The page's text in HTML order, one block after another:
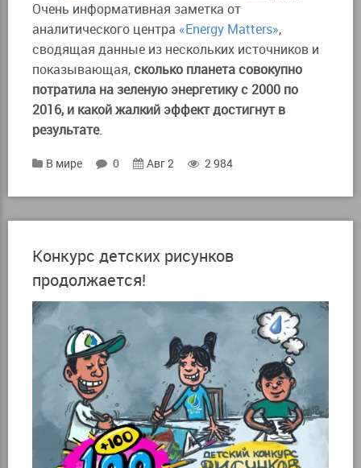
Очень информативная заметка от
аналитического центра «Energy Matters»,
сводящая данные из нескольких источников и
показывающая,сколько планета совокупно
потратила на зеленую энергетику с 2000 по
2016, и какой жалкий эффект достигнут в
результате.
В мире 0 Авг 2 2 984
Конкурс детских рисунков
продолжается!